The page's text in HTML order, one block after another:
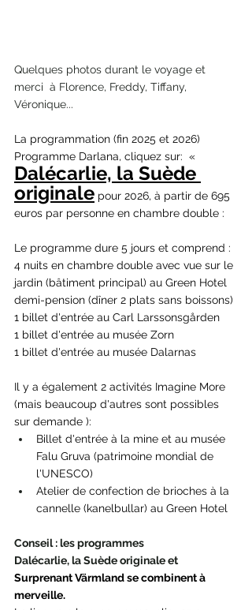
Quelques photos durant le voyage et
merci  à Florence, Freddy, Tiffany,
Véronique...
La programmation (fin 2025 et 2026)
Programme Darlana, cliquez sur:  «
Dalécarlie, la Suède
originale pour 2026, à partir de 695
euros par personne en chambre double :
Le programme dure 5 jours et comprend :
4 nuits en chambre double avec vue sur le
jardin (bâtiment principal) au Green Hotel
demi-pension (dîner 2 plats sans boissons)
1 billet d'entrée au Carl Larssonsgården
1 billet d'entrée au musée Zorn
1 billet d'entrée au musée Dalarnas
Il y a également 2 activités Imagine More
(mais beaucoup d'autres sont possibles
sur demande ):
Billet d'entrée à la mine et au musée
Falu Gruva (patrimoine mondial de
l'UNESCO)
Atelier de confection de brioches à la
cannelle (kanelbullar) au Green Hotel
Conseil : les programmes
Dalécarlie, la Suède originale et
Surprenant Värmland se combinent à
merveille.